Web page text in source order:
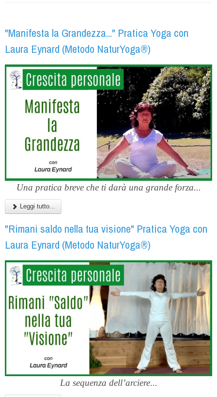
"Manifesta la Grandezza..." Pratica Yoga con
Laura Eynard (Metodo NaturYoga®)
Una pratica breve che ti darà una grande forza...
Leggi tutto...
"Rimani saldo nella tua visione" Pratica Yoga con
Laura Eynard (Metodo NaturYoga®)
La sequenza dell’arciere...